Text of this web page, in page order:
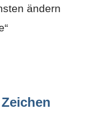
ändern